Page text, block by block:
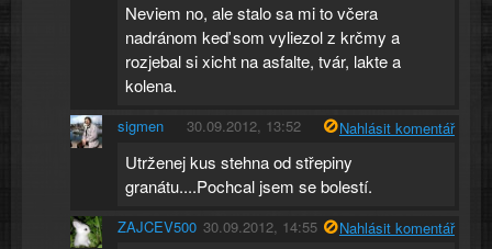
Neviem no, ale stalo sa mi to včera
nadránom keď som vyliezol z krčmy a
rozjebal si xicht na asfalte, tvár, lakte a
kolena.
sigmen 30.09.2012, 13:52 Nahlásit komentář
Utrženej kus stehna od střepiny
granátu....Pochcal jsem se bolestí.
ZAJCEV500 30.09.2012, 14:55 Nahlásit komentář